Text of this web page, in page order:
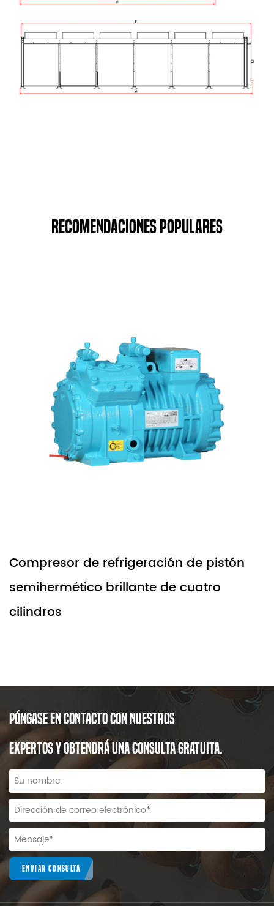
Recomendaciones populares
Compresor de refrigeración de pistón
semihermético brillante de cuatro
cilindros
PÓNGASE EN CONTACTO CON NUESTROS
EXPERTOS Y OBTENDRÁ UNA CONSULTA GRATUITA.
ENVIAR CONSULTA